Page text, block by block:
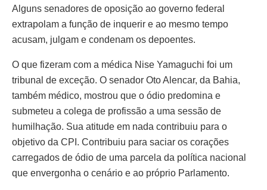
Alguns senadores de oposição ao governo federal
extrapolam a função de inquerir e ao mesmo tempo
acusam, julgam e condenam os depoentes.
O que fizeram com a médica Nise Yamaguchi foi um
tribunal de exceção. O senador Oto Alencar, da Bahia,
também médico, mostrou que o ódio predomina e
submeteu a colega de profissão a uma sessão de
humilhação. Sua atitude em nada contribuiu para o
objetivo da CPI. Contribuiu para saciar os corações
carregados de ódio de uma parcela da política nacional
que envergonha o cenário e ao próprio Parlamento.